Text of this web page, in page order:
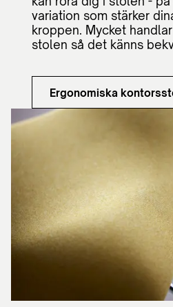
variation som stärker
kroppen. Mycket
stolen så det känns
Ergonomiska